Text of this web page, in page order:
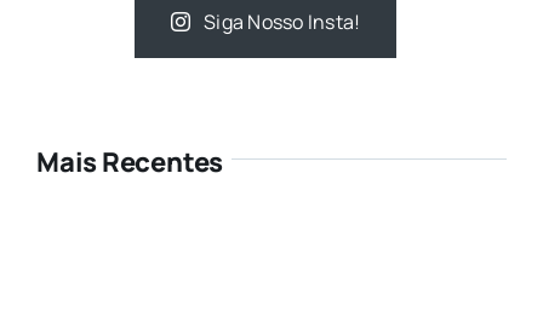
Siga Nosso Insta!
Mais Recentes